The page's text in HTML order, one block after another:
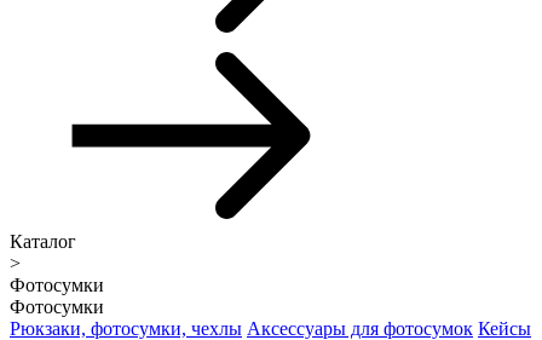
Каталог
>
Фотосумки
Фотосумки
Рюкзаки, фотосумки, чехлы Аксессуары для фотосумок Кейсы